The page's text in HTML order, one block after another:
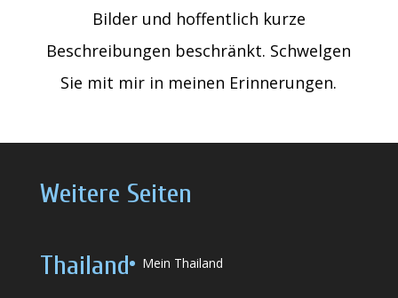
Bilder und hoffentlich kurze
Beschreibungen beschränkt. Schwelgen
Sie mit mir in meinen Erinnerungen.
Weitere Seiten
Thailand Mein Thailand